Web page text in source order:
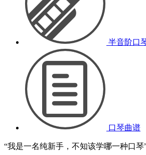
半音阶口
口琴曲谱
“我是一名纯新手，不知该学哪一种口琴